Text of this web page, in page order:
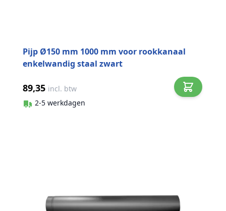
Pijp Ø150 mm 1000 mm voor rookkanaal
enkelwandig staal zwart
89,35 incl. btw
2-5 werkdagen